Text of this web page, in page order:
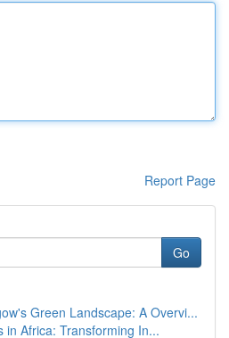
Report Page
Go
Green Landscape: A Overvi...
in Africa: Transforming In...